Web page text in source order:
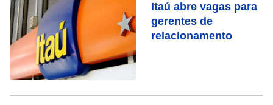
Itaú abre vagas para
gerentes de
relacionamento